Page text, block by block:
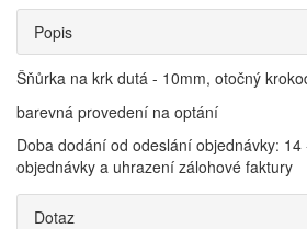
Popis
Šňůrka na krk dutá - 10mm, otočný
barevná provedení na optání
Doba dodání od odeslání objednávky:
objednávky a uhrazení zálohové faktury
Dotaz